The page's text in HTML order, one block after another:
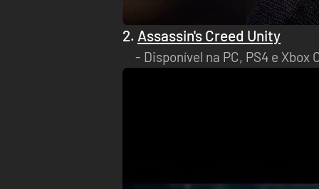
2. Assassin's Creed Unity
Disponível na PC, PS4 e Xbox